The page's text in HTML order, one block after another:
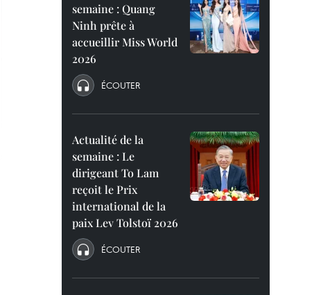
semaine : Quang
Ninh prête à
accueillir Miss World
2026
ÉCOUTER
Actualité de la
semaine : Le
dirigeant To Lam
reçoit le Prix
international de la
paix Lev Tolstoï 2026
ÉCOUTER